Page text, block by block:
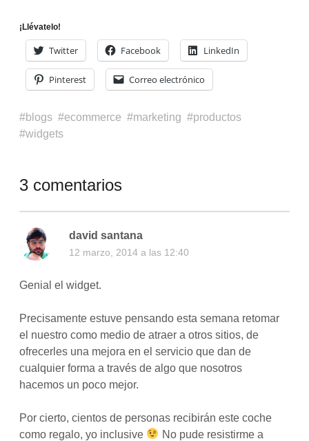
¡Llévatelo!
Twitter Facebook LinkedIn
Pinterest Correo electrónico
blogs ecommerce marketing
productos
widgets
3 comentarios
david santana
12 marzo, 2014 a las 12:40
Genial el widget.
Precisamente estuve pensando esta semana retomar
el nuestro como medio de atraer a otros sitios, de
ofrecerles una mejora en el servicio que dan de
cualquier forma a través de algo que nosotros
hacemos un poco mejor.
Por cierto, cientos de personas recibirán este coche
como regalo, yo inclusive
No pude resistirme a